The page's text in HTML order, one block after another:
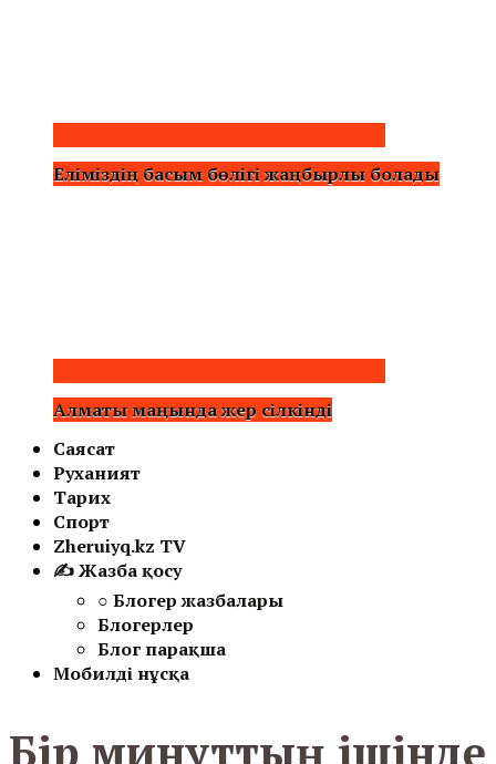
Еліміздің басым бөлігі жаңбырлы болады
Алматы маңында жер сілкінді
Саясат
Руханият
Тарих
Спорт
Zheruiyq.kz TV
✍ Жазба қосу
○ Блогер жазбалары
Блогерлер
Блог парақша
Мобилді нұсқа
Бір минуттың ішінде